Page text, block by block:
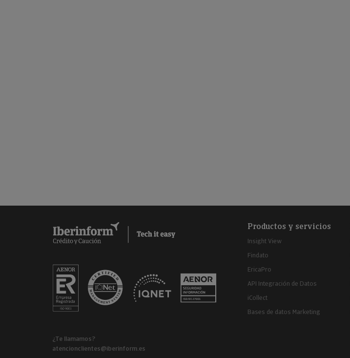
¿Te llamamos?
atencionclientes@iberinform.es
Productos y servicios
Insight View
Findato
EricaPro
API Integración de Datos
iCollect
Bases de datos Marketing